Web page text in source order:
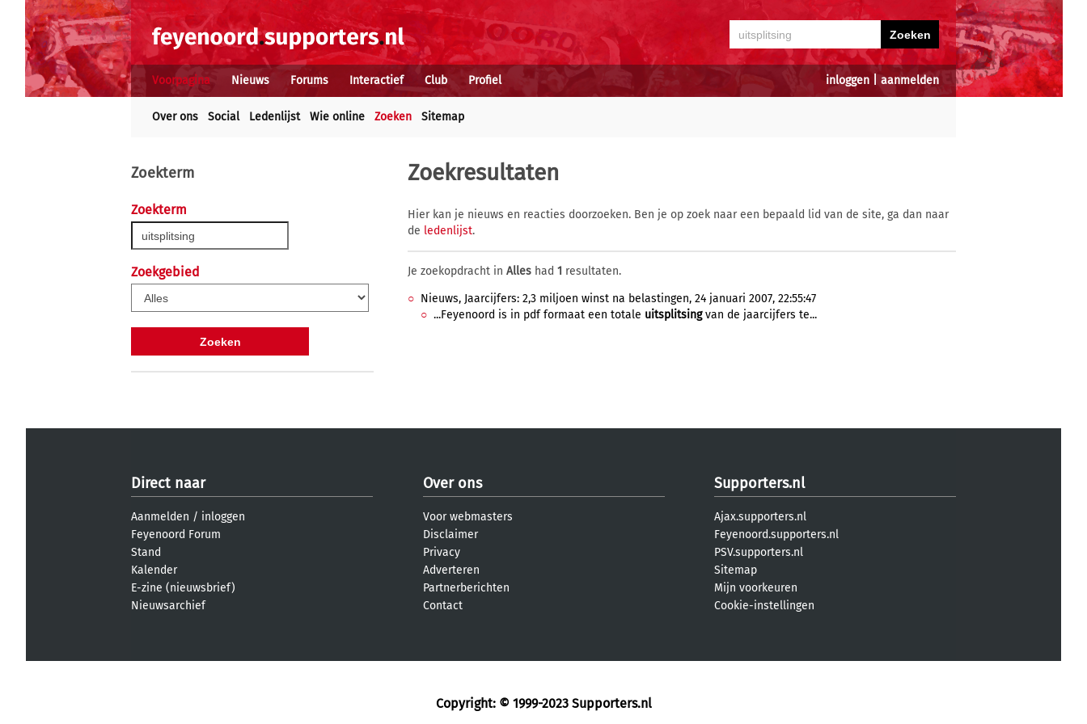
inloggen aanmelden
Voorpagina Nieuws Forums Interactief Club Profiel
Over ons Social Ledenlijst Wie online Zoeken Sitemap
Zoekterm
Zoekterm
Zoekgebied
Zoekresultaten
Hier kan je nieuws en reacties doorzoeken. Ben je op zoek naar een bepaald lid van de site, ga dan naar
de ledenlijst.
Je zoekopdracht in Alles had 1 resultaten.
Nieuws, Jaarcijfers: 2,3 miljoen winst na belastingen, 24 januari 2007, 22:55:47
...Feyenoord is in pdf formaat een totale uitsplitsingvan de jaarcijfers te...
Direct naar
Aanmelden / inloggen
Feyenoord Forum
Stand
Kalender
E-zine (nieuwsbrief)
Nieuwsarchief
Over ons
Voor webmasters
Disclaimer
Privacy
Adverteren
Partnerberichten
Contact
Supporters.nl
Ajax.supporters.nl
Feyenoord.supporters.nl
PSV.supporters.nl
Sitemap
Mijn voorkeuren
Cookie-instellingen
Copyright: © 1999-2023 Supporters.nl